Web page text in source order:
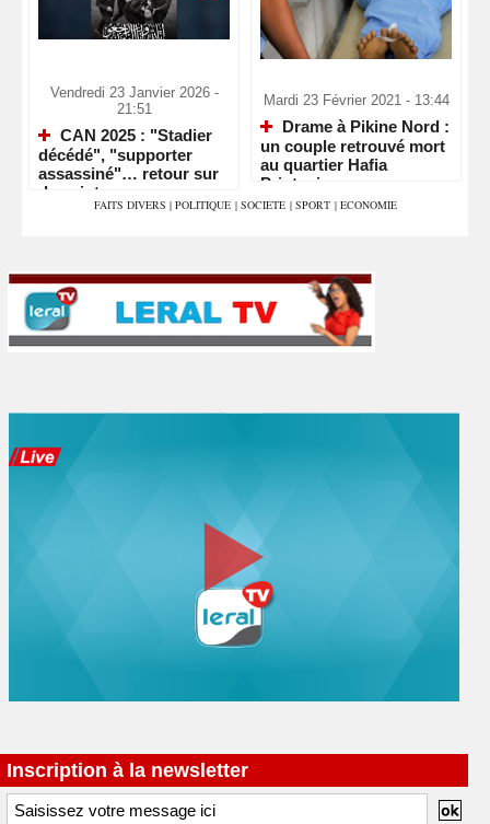
Vendredi 23 Janvier 2026 -
21:51
CAN 2025 : "Stadier
décédé", "supporter
assassiné"… retour sur
deux intox
Mardi 23 Février 2021 - 13:44
Drame à Pikine Nord :
un couple retrouvé mort
au quartier Hafia
Printania
FAITS DIVERS | POLITIQUE | SOCIETE | SPORT | ECONOMIE
Inscription à la newsletter